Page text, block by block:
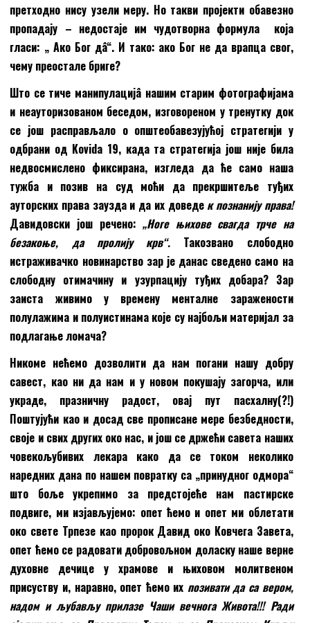
претходно нису узели меру. Но такви пројекти обавезно
пропадају – недостаје им чудотворна формула која
гласи: „ Ако Бог дâ“. И тако: ако Бог не да врапца свог,
чему преостале бриге?
Што се тиче манипулацијâ нашим старим фотографијама
и неауторизованом беседом, изговореном у тренутку док
се још расправљало о општеобавезујућој стратегији у
одбрани од Kovida 19,када та стратегија још није била
недвосмислено фиксирана, изгледа да ће само наша
тужба и позив на суд моћи да прекршитеље туђих
ауторских права заузда и да их доведе к познанију права!
Давидовски још речено: „Ноге њихове свагда трче на
безакоње, да пролију крв“.
Такозвано слободно
истраживачко новинарство зар је данас сведено само на
слободну отимачину и узурпацију туђих добара? Зар
заиста живимо у времену менталне заражености
полулажима и полуистинама које су најбољи материјал за
подлагање ломача?
Никоме нећемо дозволити да нам погани нашу добру
савест, као ни да нам и у новом покушају загорча, или
украде, празничну радост, овај
пут пасхалну(?!)
Поштујући као и досад све прописане мере безбедности,
своје и свих других око нас, и још се држећи савета наших
човекољубивих лекара како да се током неколико
наредних дана по нашем повратку са „принудног одмора“
што боље укрепимо за предстојеће нам пастирске
подвиге, ми изјављујемо: опет ћемо и опет ми облетати
око свете Трпезе као пророк Давид око Ковчега Завета,
опет ћемо се радовати добровољном доласку наше верне
духовне дечице у храмове и њиховом молитвеном
присуству и, наравно, опет ћемо их позивати да са вером,
надом и љубављу прилазе Чаши вечнога Живота!!! Ради